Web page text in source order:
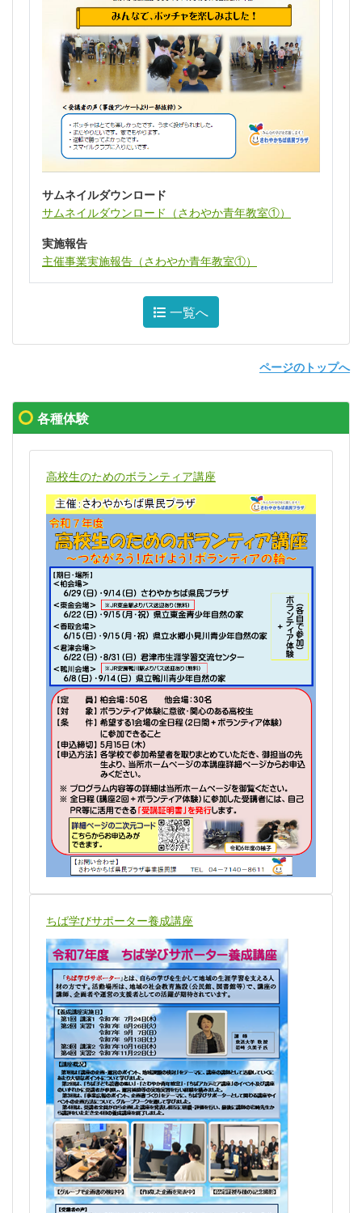
サムネイルダウンロード
サムネイルダウンロード（さわやか青年教室①）
実施報告
主催事業実施報告（さわやか青年教室①）
一覧へ
ページのトップへ
各種体験
高校生のためのボランティア講座
ちば学びサポーター養成講座